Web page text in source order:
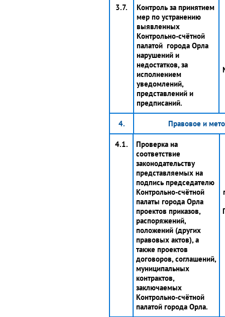
3.7.
Контроль за принятием
мер по устранению
выявленных
Контрольно-счётной
палатой города Орла
нарушений и
недостатков, за
исполнением
уведомлений,
представлений и
предписаний.
4. Правовое и
4.1.
Проверка на
соответствие
законодательству
представляемых на
подпись председателю
Контрольно-счётной
палаты города Орла
проектов приказов,
распоряжений,
положений (других
правовых актов), а
также проектов
договоров, соглашений,
муниципальных
контрактов,
заключаемых
Контрольно-счётной
палатой города Орла.